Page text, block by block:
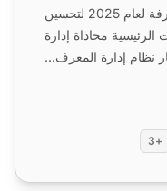
اكتشف 11 ممارسة أفضل لإدارة المعرفة لعام 2025 لتحسين
محاذاة إدارة
نظام إدارة المعرف...
+3